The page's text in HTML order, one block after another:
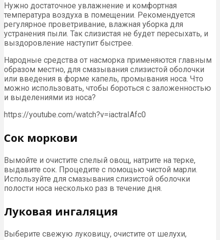
Нужно достаточное увлажнение и комфортная
температура воздуха в помещении. Рекомендуется
регулярное проветривание, влажная уборка для
устранения пыли. Так слизистая не будет пересыхать, и
выздоровление наступит быстрее.
Народные средства от насморка применяются главным
образом местно, для смазывания слизистой оболочки
или введения в форме капель, промывания носа. Что
можно использовать, чтобы бороться с заложенностью
и выделениями из носа?
https://youtube.com/watch?v=iactraIAfc0
Сок моркови
Вымойте и очистите спелый овощ, натрите на терке,
выдавите сок. Процедите с помощью чистой марли.
Используйте для смазывания слизистой оболочки
полости носа несколько раз в течение дня.
Луковая ингаляция
Выберите свежую луковицу, очистите от шелухи,